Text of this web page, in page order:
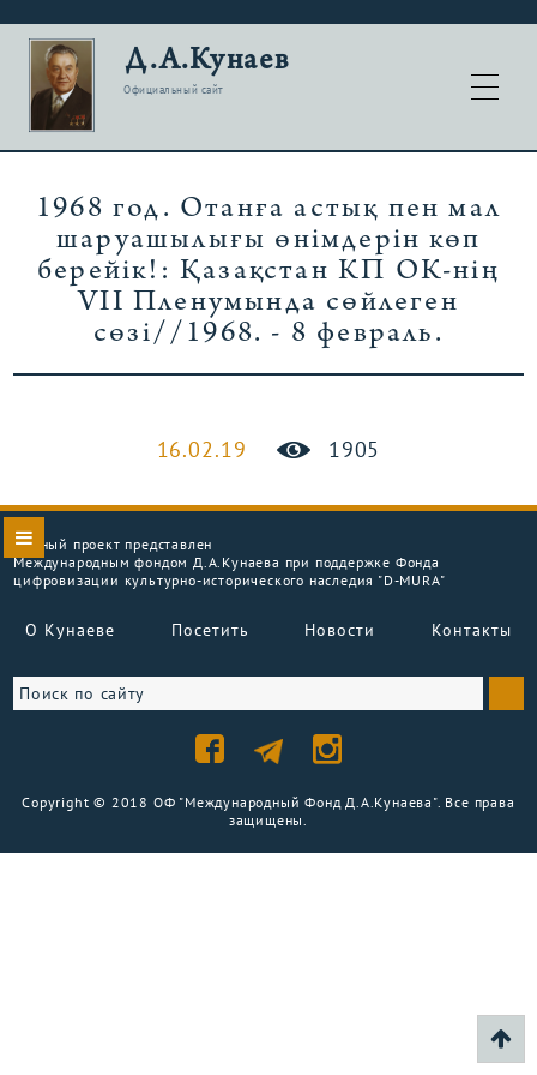
Д.А.Кунаев
Официальный сайт
1968 год. Отанға астық пен мал
шаруашылығы өнімдерін көп
берейік!: Қазақстан КП ОК-нің
VII Пленумында сөйлеген
сөзі//1968. - 8 февраль.
16.02.19 1905
Данный проект представлен
Международным фондом Д.А.Кунаева при поддержке Фонда
цифровизации культурно-исторического наследия "D-MURA"
О Кунаеве Посетить Новости Контакты
Copyright © 2018 ОФ "Международный Фонд Д.А.Кунаева". Все права
защищены.